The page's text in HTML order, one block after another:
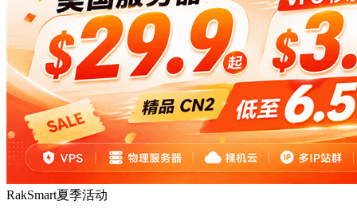
RakSmart夏季活动